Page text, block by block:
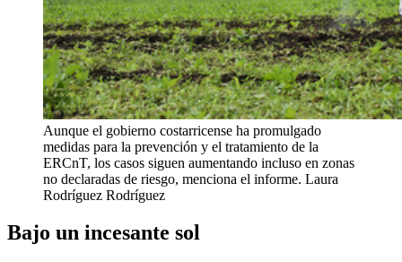
Aunque el gobierno costarricense ha promulgado
medidas para la prevención y el tratamiento de la
ERCnT, los casos siguen aumentando incluso en zonas
no declaradas de riesgo, menciona el informe. Laura
Rodríguez Rodríguez
Bajo un incesante sol